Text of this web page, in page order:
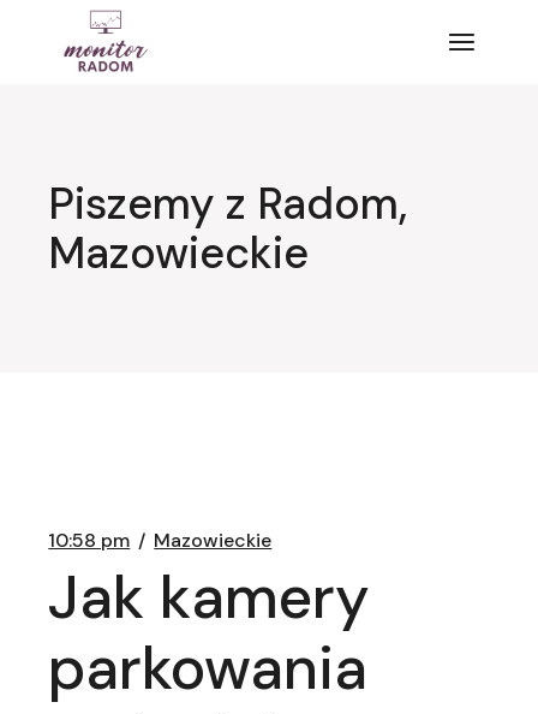
Piszemy z Radom,
Mazowieckie
10:58 pm Mazowieckie
Jak kamery
parkowania